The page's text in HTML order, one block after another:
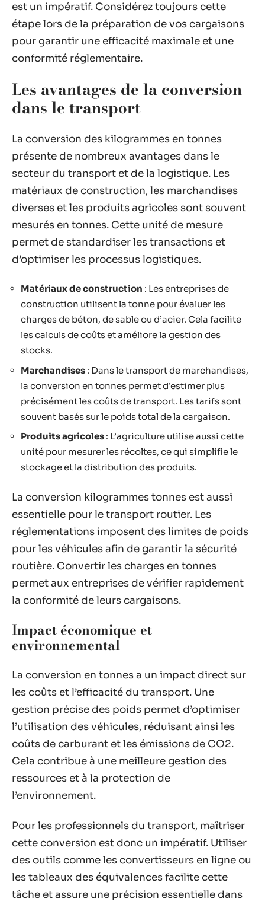
est un impératif. Considérez toujours cette
étape lors de la préparation de vos cargaisons
pour garantir une efficacité maximale et une
conformité réglementaire.
Les avantages de la conversion
dans le transport
La conversion des kilogrammes en tonnes
présente de nombreux avantages dans le
secteur du transport et de la logistique. Les
matériaux de construction, les marchandises
diverses et les produits agricoles sont souvent
mesurés en tonnes. Cette unité de mesure
permet de standardiser les transactions et
d’optimiser les processus logistiques.
Matériaux de construction : Les entreprises de
construction utilisent la tonne pour évaluer les
charges de béton, de sable ou d’acier. Cela facilite
les calculs de coûts et améliore la gestion des
stocks.
Marchandises : Dans le transport de marchandises,
la conversion en tonnes permet d’estimer plus
précisément les coûts de transport. Les tarifs sont
souvent basés sur le poids total de la cargaison.
Produits agricoles : L’agriculture utilise aussi cette
unité pour mesurer les récoltes, ce qui simplifie le
stockage et la distribution des produits.
La conversion kilogrammes tonnes est aussi
essentielle pour le transport routier. Les
réglementations imposent des limites de poids
pour les véhicules afin de garantir la sécurité
routière. Convertir les charges en tonnes
permet aux entreprises de vérifier rapidement
la conformité de leurs cargaisons.
Impact économique et
environnemental
La conversion en tonnes a un impact direct sur
les coûts et l’efficacité du transport. Une
gestion précise des poids permet d’optimiser
l’utilisation des véhicules, réduisant ainsi les
coûts de carburant et les émissions de CO2.
Cela contribue à une meilleure gestion des
ressources et à la protection de
l’environnement.
Pour les professionnels du transport, maîtriser
cette conversion est donc un impératif. Utiliser
des outils comme les convertisseurs en ligne ou
les tableaux des équivalences facilite cette
tâche et assure une précision essentielle dans